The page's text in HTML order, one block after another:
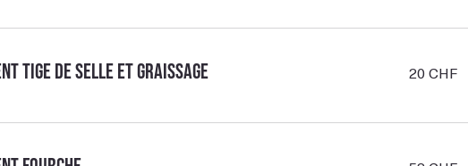
tige de selle et graissage
francs
20 CHF